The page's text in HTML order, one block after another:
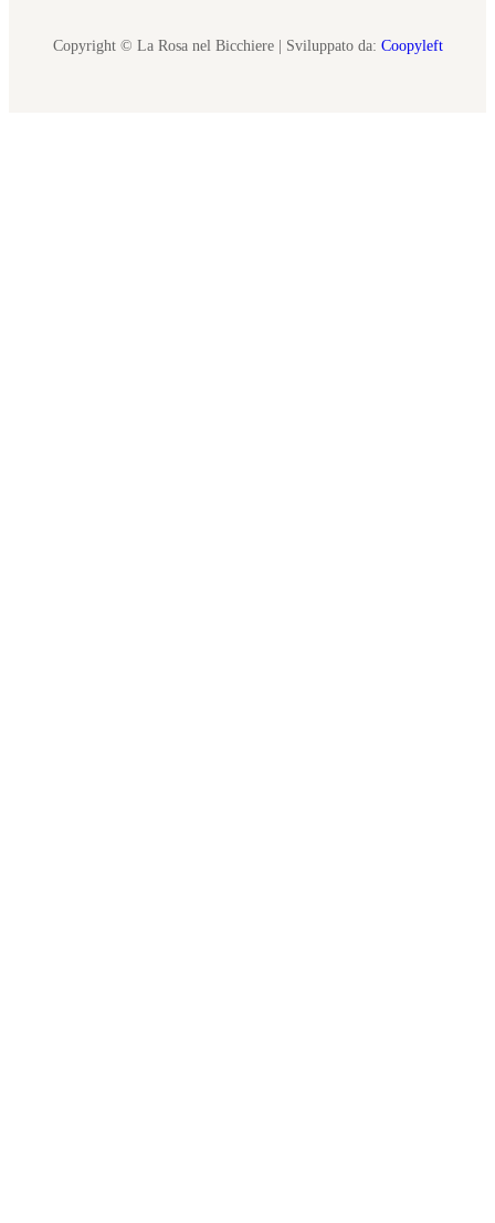
Copyright © La Rosa nel Bicchiere | Sviluppato da: Coopyleft